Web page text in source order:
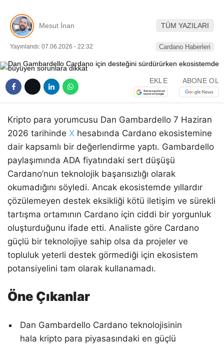
Mesut İnan TÜM YAZILARI
Yayınlandı: 07.06.2026 - 22:32 Cardano Haberleri
EKLE ABONE OL
Kripto para yorumcusu Dan Gambardello 7 Haziran
2026 tarihinde X hesabında Cardano ekosistemine
dair kapsamlı bir değerlendirme yaptı. Gambardello
paylaşımında ADA fiyatındaki sert düşüşü
Cardano’nun teknolojik başarısızlığı olarak
okumadığını söyledi. Ancak ekosistemde yıllardır
çözülemeyen destek eksikliği kötü iletişim ve sürekli
tartışma ortamının Cardano için ciddi bir yorgunluk
oluşturduğunu ifade etti. Analiste göre Cardano
güçlü bir teknolojiye sahip olsa da projeler ve
topluluk yeterli destek görmediği için ekosistem
potansiyelini tam olarak kullanamadı.
Öne Çıkanlar
Dan Gambardello Cardano teknolojisinin
hala kripto para piyasasındaki en güçlü